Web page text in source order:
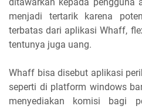
menjadi tertarik karena
terbatas dari aplikasi Whaff,
tentunya juga uang.
Whaff bisa disebut aplikasi
seperti di platform windows
menyediakan komisi bagi